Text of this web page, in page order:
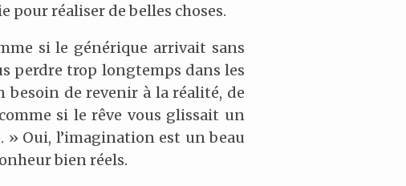
pour réaliser de belles choses.
si le générique arrivait sans
perdre trop longtemps dans les
besoin de revenir à la réalité, de
si le rêve vous glissait un
» Oui, l’imagination est un beau
bien réels.